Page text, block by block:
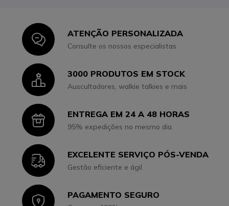
IconATENÇÃO PERSONALIZADA
Consulte os nossos especialistas
Icon3000 PRODUTOS EM STOCK
Auscultadores, walkie talkies e mais
IconENTREGA EM 24 A 48 HORAS
95% expedições no mesmo dia
IconEXCELENTE SERVIÇO PÓS-VENDA
Gestão eficiente e ágil
IconPAGAMENTO SEGURO